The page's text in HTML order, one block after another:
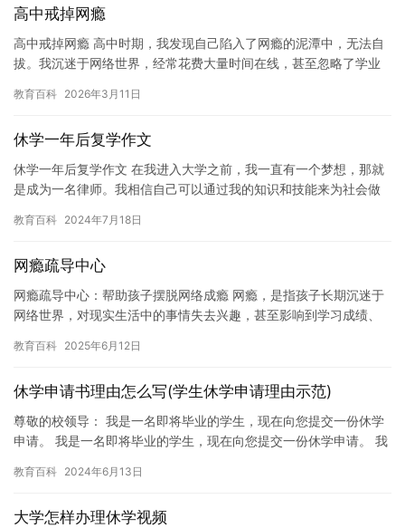
高中戒掉网瘾
高中戒掉网瘾 高中时期，我发现自己陷入了网瘾的泥潭中，无法自
拔。我沉迷于网络世界，经常花费大量时间在线，甚至忽略了学业
我的…
教育百科 2026年3月11日
休学一年后复学作文
休学一年后复学作文 在我进入大学之前，我一直有一个梦想，那就
是成为一名律师。我相信自己可以通过我的知识和技能来为社会做
我遇…
教育百科 2024年7月18日
网瘾疏导中心
网瘾疏导中心：帮助孩子摆脱网络成瘾 网瘾，是指孩子长期沉迷于
网络世界，对现实生活中的事情失去兴趣，甚至影响到学习成绩、
身心…
教育百科 2025年6月12日
休学申请书理由怎么写(学生休学申请理由示范)
尊敬的校领导： 我是一名即将毕业的学生，现在向您提交一份休学
申请。 我是一名即将毕业的学生，现在向您提交一份休学申请。 我
教育百科 2024年6月13日
大学怎样办理休学视频